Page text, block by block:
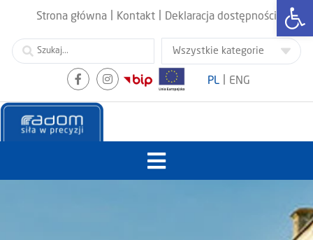
Strona główna Kontakt Deklaracja dostępności
PL ENG